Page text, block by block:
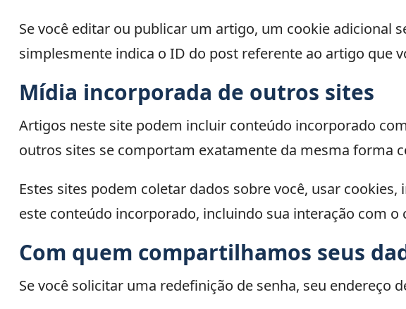
Se você editar ou publicar um artigo, um cookie adicional
simplesmente indica o ID do post referente ao artigo que
Mídia incorporada de outros sites
Artigos neste site podem incluir conteúdo incorporado
outros sites se comportam exatamente da mesma forma
Estes sites podem coletar dados sobre você, usar
este conteúdo incorporado, incluindo sua interação com
Com quem compartilhamos seus
Se você solicitar uma redefinição de senha, seu endereço